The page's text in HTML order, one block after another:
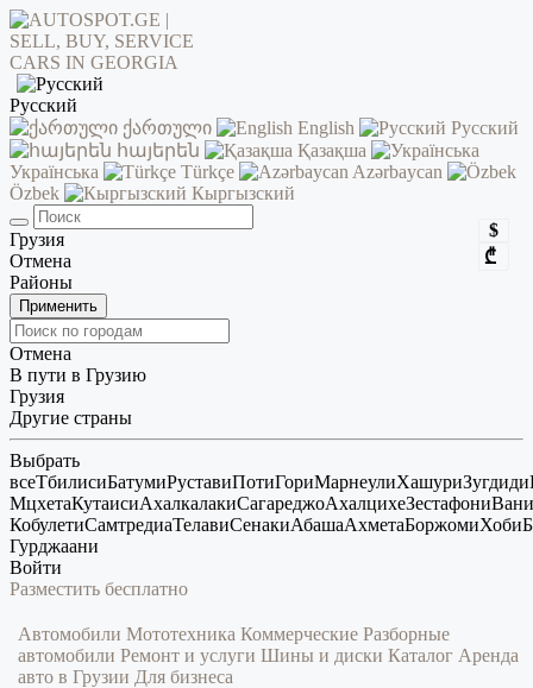
Русский
ქართული
English
Русский
հայերեն
Қазақша
Українська
Türkçe
Azərbaycan
Özbek
Кыргызский
$
₾
Грузия
Отмена
Районы
Применить
Отмена
В пути в Грузию
Грузия
Другие страны
Выбрать
всеТбилисиБатумиРуставиПотиГориМарнеулиХашуриЗугдиди
МцхетаКутаисиАхалкалакиСагареджоАхалцихеЗестафониВани
КобулетиСамтредиаТелавиСенакиАбашаАхметаБоржомиХоби
Гурджаани
Войти
Разместить бесплатно
Автомобили Мототехника Коммерческие Разборные
автомобили Ремонт и услуги Шины и диски Каталог Аренда
авто в Грузии Для бизнеса